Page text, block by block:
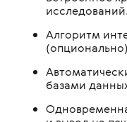
Алгоритм
базами